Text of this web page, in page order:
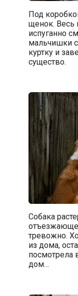
Под
щенок. Весь
испуганно
мальчишки
куртку и
существо.
Собака
тревожно.
из дома,
посмотрела
дом…